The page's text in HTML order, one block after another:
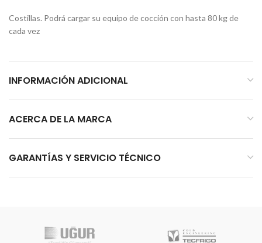
Costillas. Podrá cargar su equipo de cocción con hasta 80 kg de
cada vez
INFORMACIÓN ADICIONAL
ACERCA DE LA MARCA
GARANTÍAS Y SERVICIO TÉCNICO